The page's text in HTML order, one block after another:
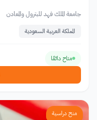
جامعة الملك فهد للبترول والمعادن
المملكة العربية السعودية
متاح دائمًا
منح دراسية